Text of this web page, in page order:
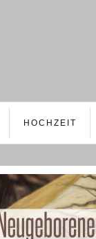
HOCHZEIT